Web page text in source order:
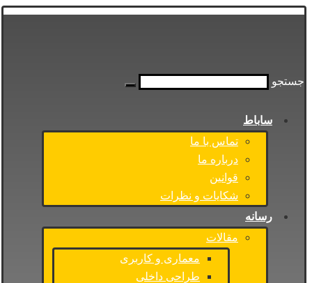
جستجو
ساباط
تماس با ما
درباره ما
قوانین
شکایات و نظرات
رسانه
مقالات
معماری و کاربری
طراحی داخلی